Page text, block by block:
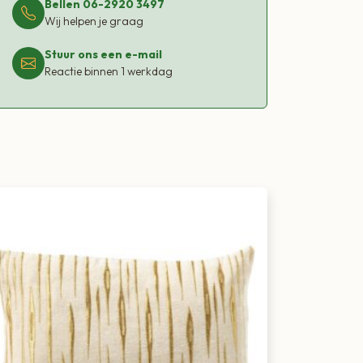
Bellen 06-2920 3497
Wij helpen je graag
Stuur ons een e-mail
Reactie binnen 1 werkdag